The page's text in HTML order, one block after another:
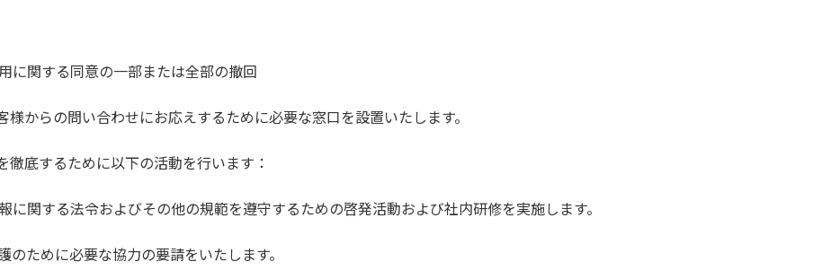
に関する同意の一部または全部の撤回
からの問い合わせにお応えするために必要な窓口を設置いたします。
底するために以下の活動を行います：
に関する法令およびその他の規範を遵守するための啓発活動および社内研修を実施します。
ために必要な協力の要請をいたします。